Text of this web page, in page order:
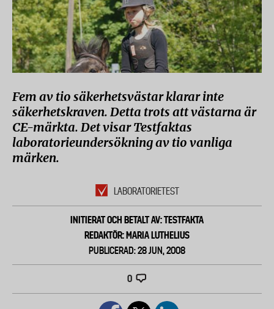
Fem av tio säkerhetsvästar klarar inte
säkerhetskraven. Detta trots att västarna är
CE-märkta. Det visar Testfaktas
laboratorieundersökning av tio vanliga
märken.
LABORATORIETEST
INITIERAT OCH BETALT AV: TESTFAKTA
REDAKTÖR: MARIA LUTHELIUS
PUBLICERAD: 28 JUN, 2008
0